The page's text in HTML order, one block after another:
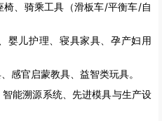
、骑乘工具（滑板车/平衡车/自
婴儿护理、寝具家具、孕产妇用
感官启蒙教具、益智类玩具。
能溯源系统、先进模具与生产设